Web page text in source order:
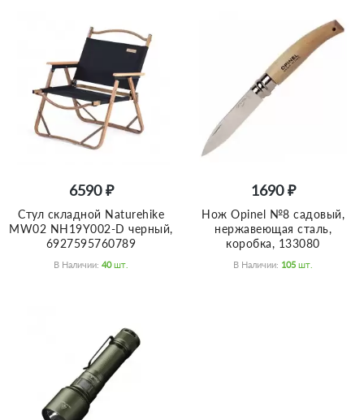
6590 ₽
Стул складной Naturehike
MW02 NH19Y002-D черный,
6927595760789
В Наличии: 40 Шт.
1690 ₽
Нож Opinel №8 садовый,
нержавеющая сталь,
коробка, 133080
В Наличии: 105 Шт.